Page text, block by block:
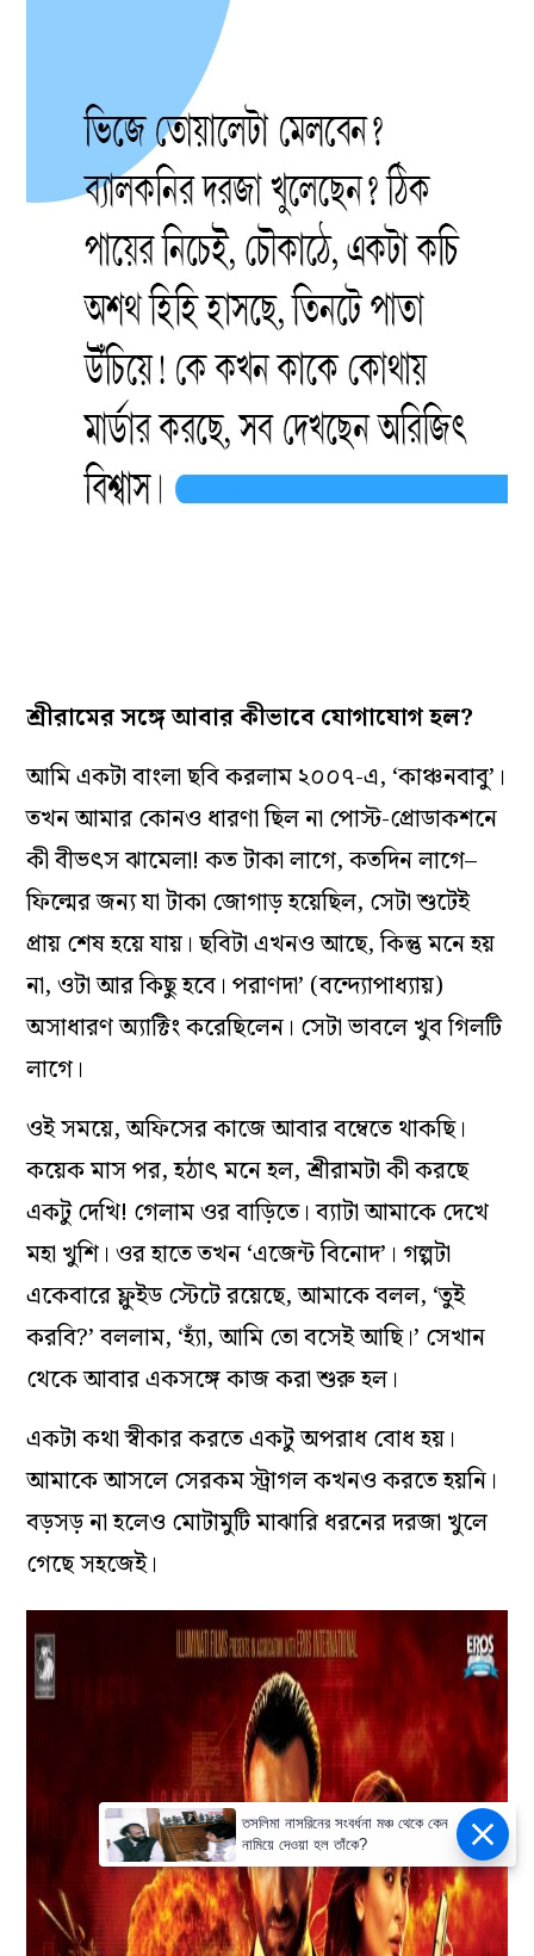
শ্রীরামের সঙ্গে আবার কীভাবে যোগাযোগ হল?
আমি একটা বাংলা ছবি করলাম ২০০৭-এ, ‘কাঞ্চনবাবু’।
তখন আমার কোনও ধারণা ছিল না পোস্ট-প্রোডাকশনে
কী বীভৎস ঝামেলা! কত টাকা লাগে, কতদিন লাগে–
ফিল্মের জন্য যা টাকা জোগাড় হয়েছিল, সেটা শুটেই
প্রায় শেষ হয়ে যায়। ছবিটা এখনও আছে, কিন্তু মনে হয়
না, ওটা আর কিছু হবে। পরাণদা’ (বন্দ্যোপাধ্যায়)
অসাধারণ অ্যাক্টিং করেছিলেন। সেটা ভাবলে খুব গিলটি
লাগে।
ওই সময়ে, অফিসের কাজে আবার বম্বেতে থাকছি।
কয়েক মাস পর, হঠাৎ মনে হল, শ্রীরামটা কী করছে
একটু দেখি! গেলাম ওর বাড়িতে। ব্যাটা আমাকে দেখে
মহা খুশি। ওর হাতে তখন ‘এজেন্ট বিনোদ’। গল্পটা
একেবারে ফ্লুইড স্টেটে রয়েছে, আমাকে বলল, ‘তুই
করবি?’ বললাম, ‘হ্যাঁ, আমি তো বসেই আছি।’ সেখান
থেকে আবার একসঙ্গে কাজ করা শুরু হল।
একটা কথা স্বীকার করতে একটু অপরাধ বোধ হয়।
আমাকে আসলে সেরকম স্ট্রাগল কখনও করতে হয়নি।
বড়সড় না হলেও মোটামুটি মাঝারি ধরনের দরজা খুলে
গেছে সহজেই।
তসলিমা নাসরিনের সংবর্ধনা মঞ্চ থেকে কেন
নামিয়ে দেওয়া হল তাঁকে?